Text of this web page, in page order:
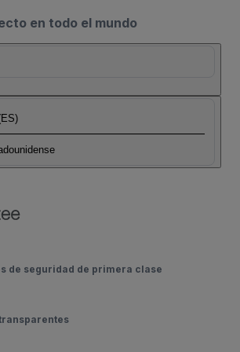
en todo el mundo
de seguridad de primera clase